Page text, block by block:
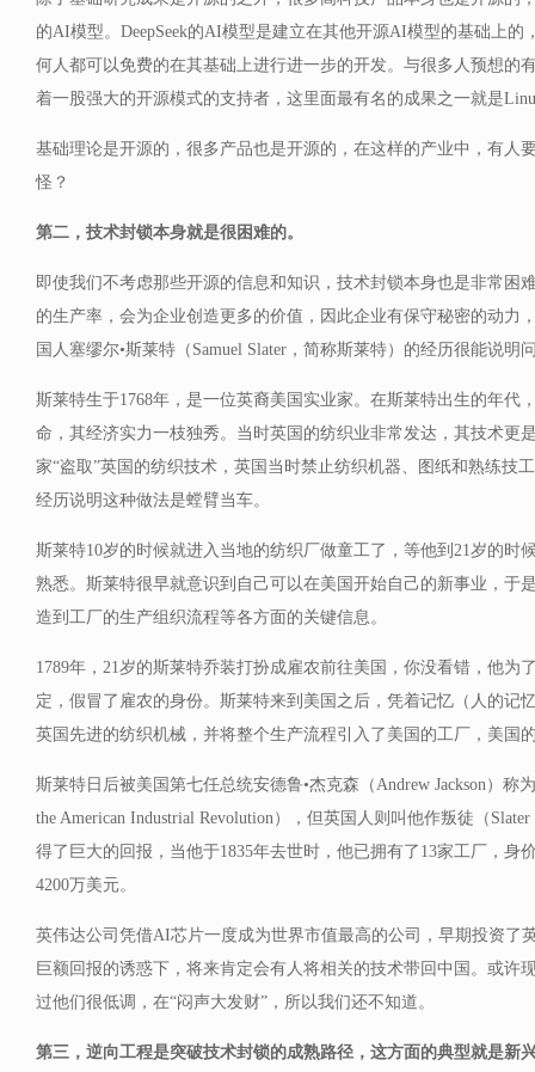
的AI模型。DeepSeek的AI模型是建立在其他开源AI模型的基础上的
何人都可以免费的在其基础上进行进一步的开发。与很多人预想的
着一股强大的开源模式的支持者，这里面最有名的成果之一就是
基础理论是开源的，很多产品也是开源的，在这样的产业中，有人
怪？
第二，技术封锁本身就是很困难的。
即使我们不考虑那些开源的信息和知识，技术封锁本身也是非常困
的生产率，会为企业创造更多的价值，因此企业有保守秘密的动力
国人塞缪尔•斯莱特（Samuel Slater，简称斯莱特）的经历很能说明
斯莱特生于1768年，是一位英裔美国实业家。在斯莱特出生的年代
命，其经济实力一枝独秀。当时英国的纺织业非常发达，其技术更
家“盗取”英国的纺织技术，英国当时禁止纺织机器、图纸和熟练技
经历说明这种做法是螳臂当车。
斯莱特10岁的时候就进入当地的纺织厂做童工了，等他到21岁的时
熟悉。斯莱特很早就意识到自己可以在美国开始自己的新事业，于
造到工厂的生产组织流程等各方面的关键信息。
1789年，21岁的斯莱特乔装打扮成雇农前往美国，你没看错，他为
定，假冒了雇农的身份。斯莱特来到美国之后，凭着记忆（人的记
英国先进的纺织机械，并将整个生产流程引入了美国的工厂，美国
斯莱特日后被美国第七任总统安德鲁•杰克森（Andrew Jackson）称
the American Industrial Revolution），但英国人则叫他作叛徒（
得了巨大的回报，当他于1835年去世时，他已拥有了13家工厂，身
4200万美元。
英伟达公司凭借AI芯片一度成为世界市值最高的公司，早期投资了
巨额回报的诱惑下，将来肯定会有人将相关的技术带回中国。或许
过他们很低调，在“闷声大发财”，所以我们还不知道。
第三，逆向工程是突破技术封锁的成熟路径，这方面的典型就是新